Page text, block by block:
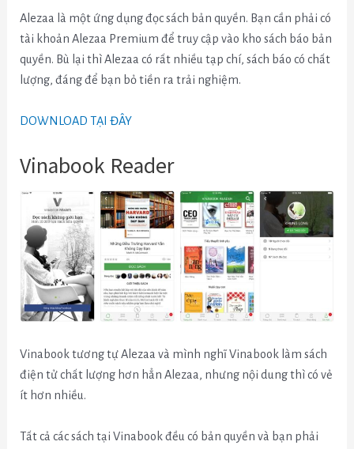
Alezaa là một ứng dụng đọc sách bản quyền. Bạn cần phải có
tài khoản Alezaa Premium để truy cập vào kho sách báo bản
quyền. Bù lại thì Alezaa có rất nhiều tạp chí, sách báo có chất
lượng, đáng để bạn bỏ tiền ra trải nghiệm.
DOWNLOAD TẠI ĐÂY
Vinabook Reader
Vinabook tương tự Alezaa và mình nghĩ Vinabook làm sách
điện tử chất lượng hơn hẳn Alezaa, nhưng nội dung thì có vẻ
ít hơn nhiều.
Tất cả các sách tại Vinabook đều có bản quyền và bạn phải